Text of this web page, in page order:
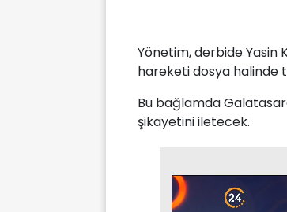
Yönetim, derbide Yasin
hareketi dosya halinde
Bu bağlamda
şikayetini iletecek.